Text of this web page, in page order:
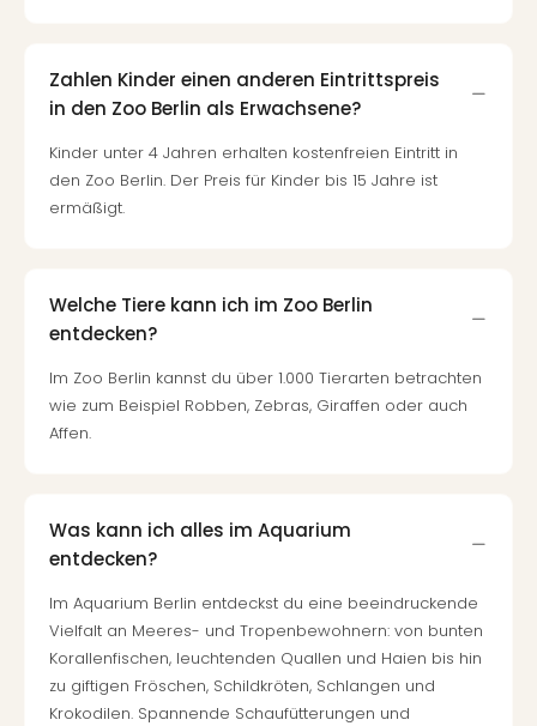
Zahlen Kinder einen anderen Eintrittspreis
in den Zoo Berlin als Erwachsene?
Kinder unter 4 Jahren erhalten kostenfreien Eintritt in
den Zoo Berlin. Der Preis für Kinder bis 15 Jahre ist
ermäßigt.
Welche Tiere kann ich im Zoo Berlin
entdecken?
Im Zoo Berlin kannst du über 1.000 Tierarten betrachten
wie zum Beispiel Robben, Zebras, Giraffen oder auch
Affen.
Was kann ich alles im Aquarium
entdecken?
Im Aquarium Berlin entdeckst du eine beeindruckende
Vielfalt an Meeres- und Tropenbewohnern: von bunten
Korallenfischen, leuchtenden Quallen und Haien bis hin
zu giftigen Fröschen, Schildkröten, Schlangen und
Krokodilen. Spannende Schaufütterungen und